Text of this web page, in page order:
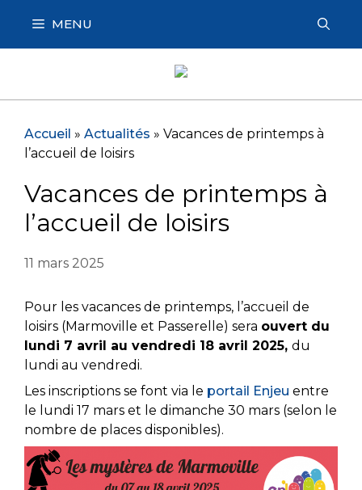
contenu
MENU
Accueil » Actualités » Vacances de printemps à
l’accueil de loisirs
Vacances de printemps à
l’accueil de loisirs
11 mars 2025
Pour les vacances de printemps, l’accueil de
loisirs (Marmoville et Passerelle) sera ouvert du
lundi 7 avril au vendredi 18 avril 2025, du
lundi au vendredi.
Les inscriptions se font via le portail Enjeu entre
le lundi 17 mars et le dimanche 30 mars (selon le
nombre de places disponibles).